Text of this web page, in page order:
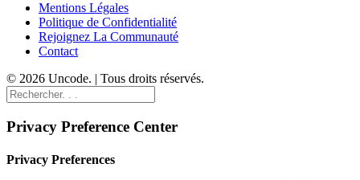
Mentions Légales
Politique de Confidentialité
Rejoignez La Communauté
Contact
© 2026 Uncode. | Tous droits réservés.
Privacy Preference Center
Privacy Preferences